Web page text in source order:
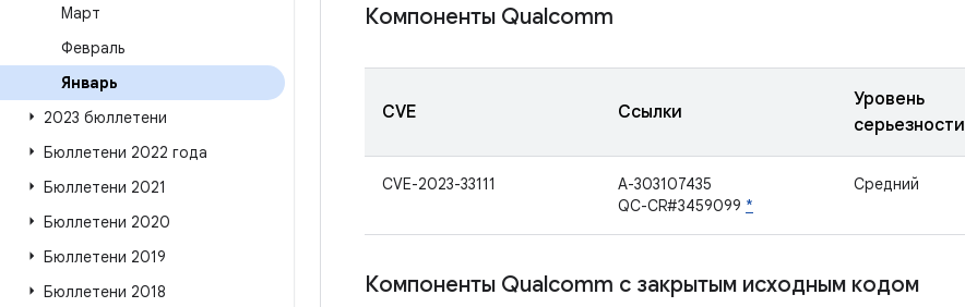
Март
Февраль
Январь
2023 бюллетени
Бюллетени 2022 года
Бюллетени 2021
Бюллетени 2020
Бюллетени 2019
Бюллетени 2018
Компоненты Qualcomm
CVE Ссылки
Уровень
серьезности
CVE-2023-33111
A-303107435
QC-CR#3459099 *
Средний
Компоненты Qualcomm с закрытым исходным кодом